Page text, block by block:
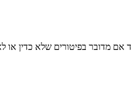
מדובר בפיטורים שלא כדין או לא